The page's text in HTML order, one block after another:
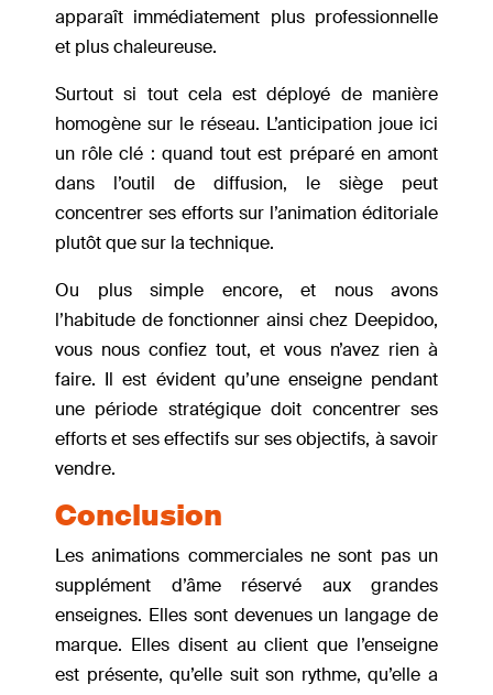
apparaît immédiatement plus professionnelle
et plus chaleureuse.
Surtout si tout cela est déployé de manière
homogène sur le réseau. L’anticipation joue ici
un rôle clé : quand tout est préparé en amont
dans l’outil de diffusion, le siège peut
concentrer ses efforts sur l’animation éditoriale
plutôt que sur la technique.
Ou plus simple encore, et nous avons
l’habitude de fonctionner ainsi chez Deepidoo,
vous nous confiez tout, et vous n’avez rien à
faire. Il est évident qu’une enseigne pendant
une période stratégique doit concentrer ses
efforts et ses effectifs sur ses objectifs, à savoir
vendre.
Conclusion
Les animations commerciales ne sont pas un
supplément d’âme réservé aux grandes
enseignes. Elles sont devenues un langage de
marque. Elles disent au client que l’enseigne
est présente, qu’elle suit son rythme, qu’elle a